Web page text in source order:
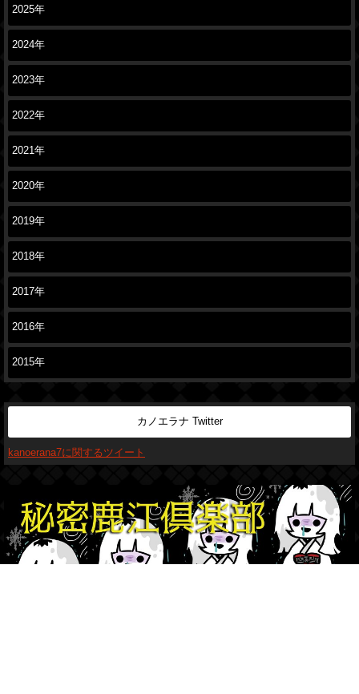
2025年
2024年
2023年
2022年
2021年
2020年
2019年
2018年
2017年
2016年
2015年
カノエラナ Twitter
kanoerana7に関するツイート